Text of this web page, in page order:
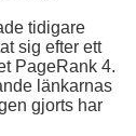
tidigare
sig efter ett
PageRank 4.
länkarnas
gjorts har